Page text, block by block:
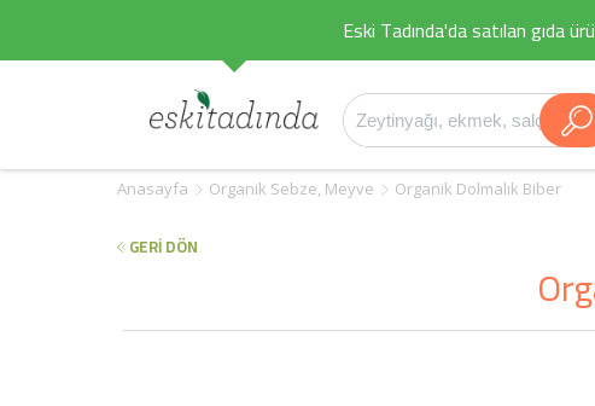
Eski Tadında'da satılan gıda
Anasayfa Organik Sebze, Meyve Organik Dolmalık Biber
GERİ DÖN